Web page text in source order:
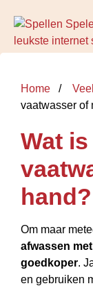
Home
vaatwasser of
Wat
hand?
Om maar
afwassen
goedkoper.
en gebruiken